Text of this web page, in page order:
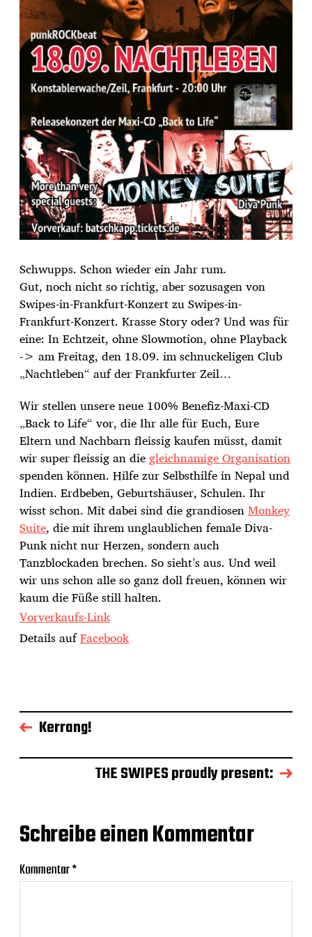
Schwupps. Schon wieder ein Jahr rum.
Gut, noch nicht so richtig, aber sozusagen von
Swipes-in-Frankfurt-Konzert zu Swipes-in-
Frankfurt-Konzert. Krasse Story oder? Und was für
eine: In Echtzeit, ohne Slowmotion, ohne Playback
-> am Freitag, den 18.09. im schnuckeligen Club
„Nachtleben“ auf der Frankfurter Zeil…
Wir stellen unsere neue 100% Benefiz-Maxi-CD
„Back to Life“ vor, die Ihr alle für Euch, Eure
Eltern und Nachbarn fleissig kaufen müsst, damit
wir super fleissig andiegleichnamige Organisation
spenden können. Hilfe zur Selbsthilfe in Nepal und
Indien. Erdbeben, Geburtshäuser, Schulen. Ihr
wisst schon. Mit dabei sind die grandiosenMonkey
Suite, die mit ihrem unglaublichen female Diva-
Punk nicht nur Herzen, sondern auch
Tanzblockaden brechen. So sieht’s aus. Und weil
wir uns schon alle so ganz doll freuen, können wir
kaum die Füße still halten.
Vorverkaufs-Link
Details aufFacebook
Kerrang!
THE SWIPES proudly present:
Schreibe einen Kommentar
Kommentar*